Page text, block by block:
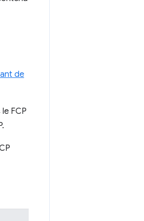
de
FCP